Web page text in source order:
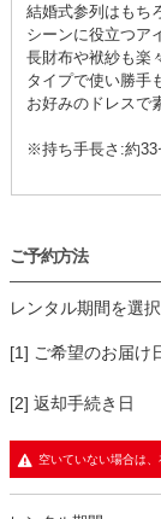
結婚式参列はもち
シーンに役立つア
長財布や袱紗も楽
タイプで使い勝手
お好みのドレスで
※持ち手長さ:約33
ご予約方法
レンタル期間を選
[1] ご希望のお届け
[2] 返却手続き日
空いていない場合は